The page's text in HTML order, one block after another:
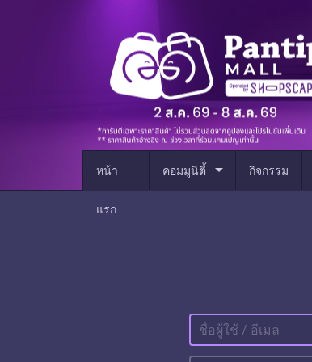
หน้า
แรก
คอมมูนิตี้ arrow_drop_down กิจกรรม